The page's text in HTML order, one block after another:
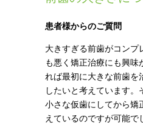
患者様からのご質問
大きすぎる前歯がコンプ
も悪く矯正治療にも興味
れば最初に大きな前歯を
したいと考えています。
小さな仮歯にしてから矯
えているのですが可能で